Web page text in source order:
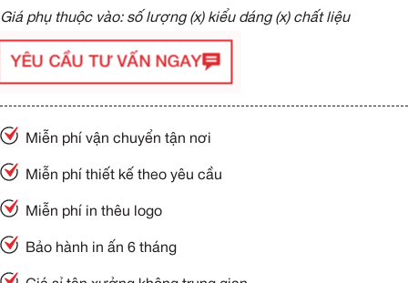
Giá phụ thuộc vào: số lượng (x) kiểu dáng (x) chất liệu
YÊU CẦU TƯ VẤN NGAY
Miễn phí vận chuyển tận nơi
Miễn phí thiết kế theo yêu cầu
Miễn phí in thêu logo
Bảo hành in ấn 6 tháng